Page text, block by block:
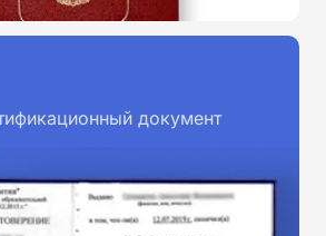
документ